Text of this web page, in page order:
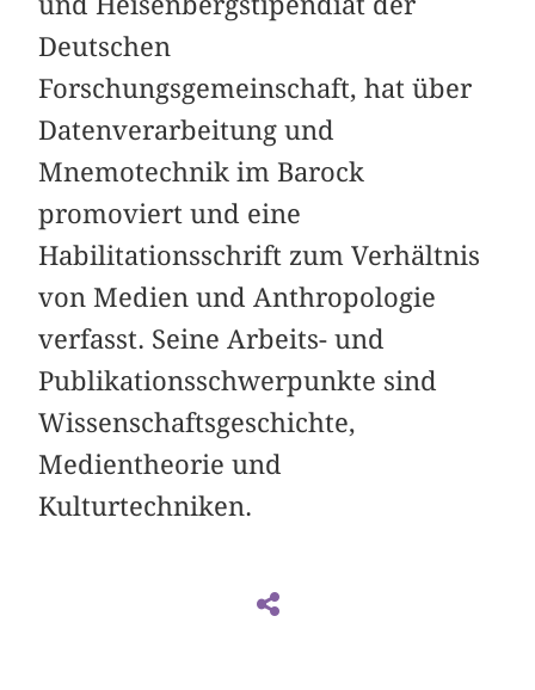
Deutschen
Forschungsgemeinschaft, hat über
Datenverarbeitung und
Mnemotechnik im Barock
promoviert und eine
Habilitationsschrift zum Verhältnis
von Medien und Anthropologie
verfasst. Seine Arbeits- und
Publikationsschwerpunkte sind
Wissenschaftsgeschichte,
Medientheorie und
Kulturtechniken.